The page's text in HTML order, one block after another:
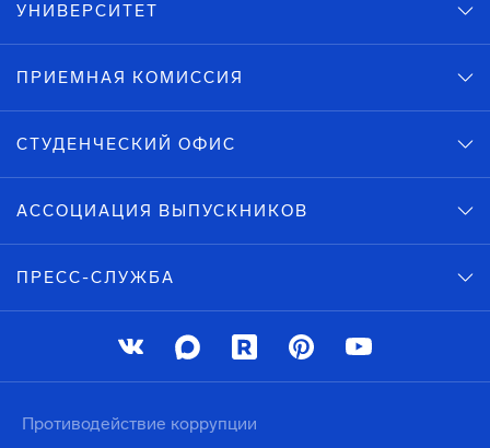
УНИВЕРСИТЕТ
ПРИЕМНАЯ КОМИССИЯ
СТУДЕНЧЕСКИЙ ОФИС
АССОЦИАЦИЯ ВЫПУСКНИКОВ
ПРЕСС-СЛУЖБА
Противодействие коррупции